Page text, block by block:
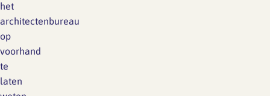
het
architectenbureau
op
voorhand
te
laten